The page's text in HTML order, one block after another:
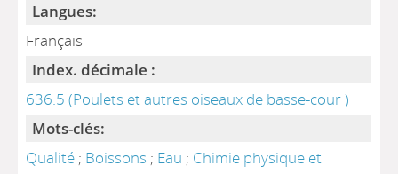
Langues:
Français
Index. décimale :
636.5 (Poulets et autres oiseaux de basse-cour )
Mots-clés:
Qualité ; Boissons ; Eau ; Chimie physique et